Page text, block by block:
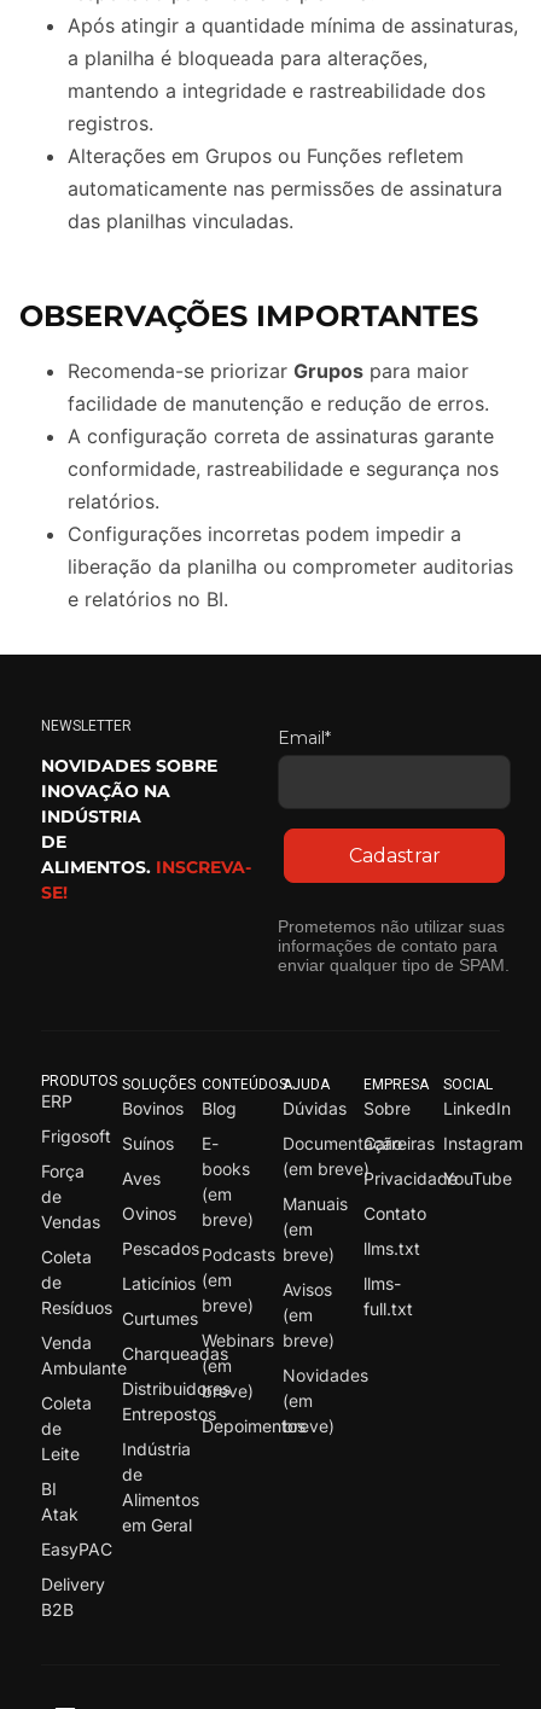
Após atingir a quantidade mínima de assinaturas,
a planilha é bloqueada para alterações,
mantendo a integridade e rastreabilidade dos
registros.
Alterações em Grupos ou Funções refletem
automaticamente nas permissões de assinatura
das planilhas vinculadas.
OBSERVAÇÕES IMPORTANTES
Recomenda-se priorizar Grupos para maior
facilidade de manutenção e redução de erros.
A configuração correta de assinaturas garante
conformidade, rastreabilidade e segurança nos
relatórios.
Configurações incorretas podem impedir a
liberação da planilha ou comprometer auditorias
e relatórios no BI.
NEWSLETTER
NOVIDADES SOBRE
INOVAÇÃO NA
INDÚSTRIA
DE
ALIMENTOS. INSCREVA-
SE!
Email*
Cadastrar
Prometemos não utilizar suas
informações de contato para
enviar qualquer tipo de SPAM.
PRODUTOS
ERP
Frigosoft
Força
de
Vendas
Coleta
de
Resíduos
Venda
Ambulante
Coleta
de
Leite
BI
Atak
EasyPAC
Delivery
B2B
SOLUÇÕES
Bovinos
Suínos
Aves
Ovinos
Pescados
Laticínios
Curtumes
Charqueadas
Distribuidores
Entrepostos
Indústria
de
Alimentos
em Geral
CONTEÚDOS
Blog
E-
books
(em
breve)
Podcasts
(em
breve)
Webinars
(em
breve)
Depoimentos
AJUDA
Dúvidas
Documentação
(em breve)
Manuais
(em
breve)
Avisos
(em
breve)
Novidades
(em
breve)
EMPRESA
Sobre
Carreiras
Privacidade
Contato
llms.txt
llms-
full.txt
SOCIAL
LinkedIn
Instagram
YouTube